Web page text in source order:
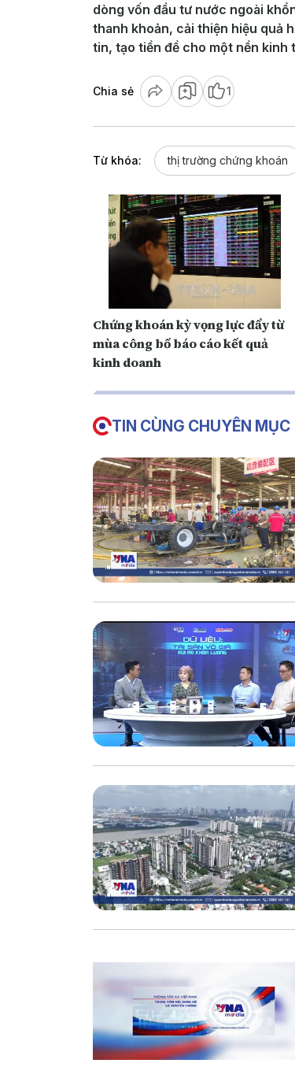
dòng vốn đầu tư nước ngoài
thanh khoản, cải thiện hiệu quả
tin, tạo tiền đề cho một nền kinh
Chia sẻ 1
Từ khóa: thị trường chứng khoán
Chứng khoán kỳ vọng lực đẩy từ
mùa công bố báo cáo kết quả
kinh doanh
TIN CÙNG CHUYÊN MỤC